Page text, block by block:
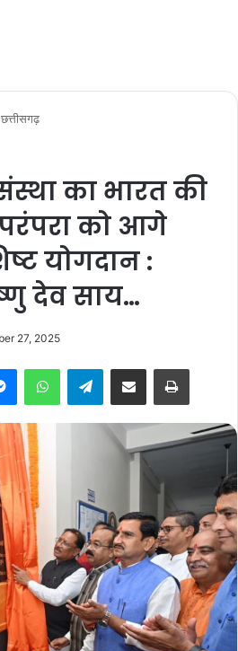
संस्था का भारत की
को आगे
योगदान :
देव साय…
27, 2025
Telegram